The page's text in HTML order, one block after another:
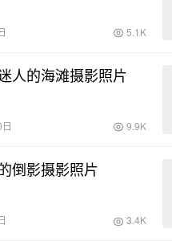
5.1K
人的海滩摄影照片
9.9K
倒影摄影照片
3.4K